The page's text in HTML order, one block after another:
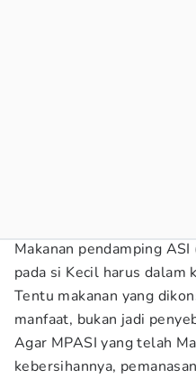
Makanan pendamping ASI
pada si Kecil harus dalam
Tentu makanan yang
manfaat, bukan jadi
Agar MPASI yang telah
kebersihannya,